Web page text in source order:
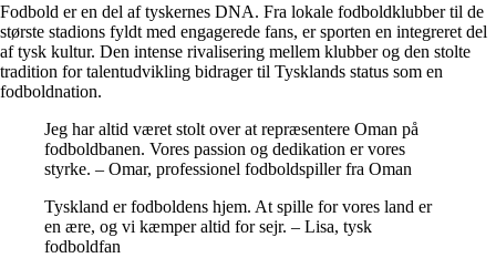
Fodbold er en del af tyskernes DNA. Fra lokale fodboldklubber til de
største stadions fyldt med engagerede fans, er sporten en integreret del
af tysk kultur. Den intense rivalisering mellem klubber og den stolte
tradition for talentudvikling bidrager til Tysklands status som en
fodboldnation.
Jeg har altid været stolt over at repræsentere Oman på
fodboldbanen. Vores passion og dedikation er vores
styrke. – Omar, professionel fodboldspiller fra Oman
Tyskland er fodboldens hjem. At spille for vores land er
en ære, og vi kæmper altid for sejr. – Lisa, tysk
fodboldfan